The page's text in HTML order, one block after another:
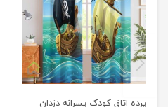
پرده اتاق کودک پسرانه دزدان
previus